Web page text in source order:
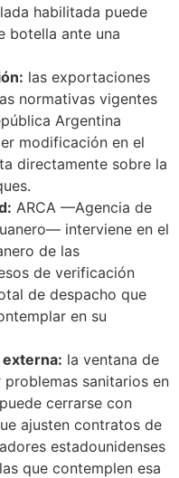
habilitada puede
botella ante una
las exportaciones
normativas vigentes
Argentina
modificación en el
directamente sobre la
ARCA —Agencia de
interviene en el
de las
de verificación
de despacho que
en su
externa: la ventana de
sanitarios en
cerrarse con
ajusten contratos de
estadounidenses
que contemplen esa